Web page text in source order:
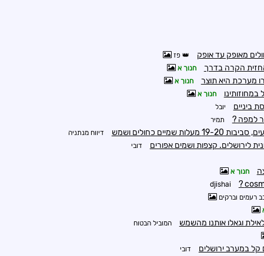
מאופק עד אופק פז
הקרה בדרך חנוך א
מערכת היא תוצר חנוך א
חנוך א
ביניים יובל
למפה ? תמיר
שמיים כחולים ושמש דיווח מנתניה
לירושלים. קצפות ושמים אפורים דובי
חנוך א
djishai
רעמים וברקים
וגאלו אותנו מהשמש המוביל הבטוח
במערב ירושלים דובי